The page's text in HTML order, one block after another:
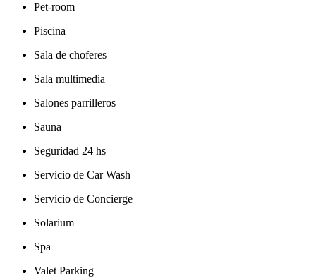
Pet-room
Piscina
Sala de choferes
Sala multimedia
Salones parrilleros
Sauna
Seguridad 24 hs
Servicio de Car Wash
Servicio de Concierge
Solarium
Spa
Valet Parking